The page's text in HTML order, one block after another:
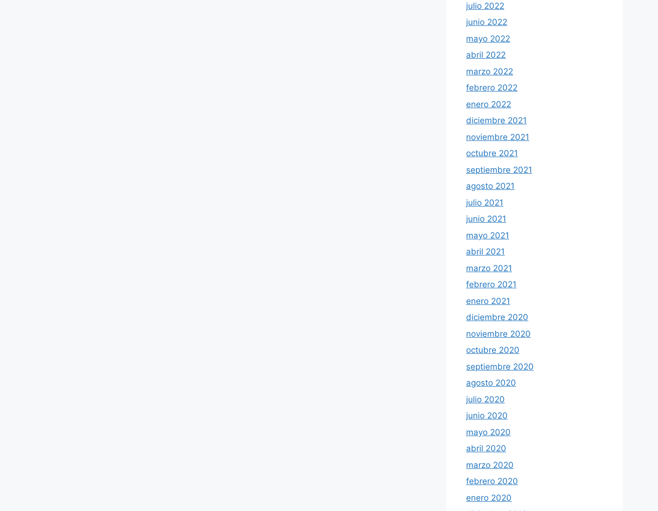
julio 2022
junio 2022
mayo 2022
abril 2022
marzo 2022
febrero 2022
enero 2022
diciembre 2021
noviembre 2021
octubre 2021
septiembre 2021
agosto 2021
julio 2021
junio 2021
mayo 2021
abril 2021
marzo 2021
febrero 2021
enero 2021
diciembre 2020
noviembre 2020
octubre 2020
septiembre 2020
agosto 2020
julio 2020
junio 2020
mayo 2020
abril 2020
marzo 2020
febrero 2020
enero 2020